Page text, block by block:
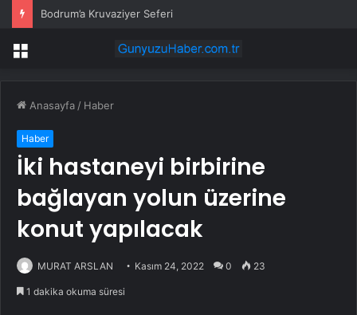
Bodrum’a Kruvaziyer Seferi
Menü
Anasayfa / Haber
Haber
İki hastaneyi birbirine
bağlayan yolun üzerine
konut yapılacak
MURAT ARSLAN Kasım 24, 2022 0 23
1 dakika okuma süresi